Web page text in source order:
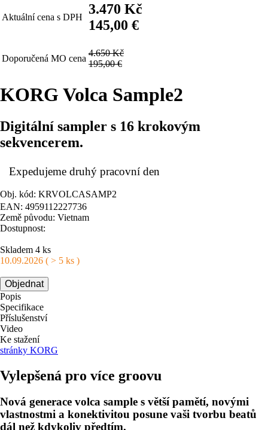
Aktuální cena s DPH
3.470 Kč
145,00 €
Doporučená MO cena
4.650 Kč
195,00 €
KORG Volca Sample2
Digitální sampler s 16 krokovým
sekvencerem.
Expedujeme druhý pracovní den
Obj. kód: KRVOLCASAMP2
EAN: 4959112227736
Země původu: Vietnam
Dostupnost:
Skladem 4 ks
10.09.2026 ( > 5 ks )
Objednat
Popis
Specifikace
Příslušenství
Video
Ke stažení
stránky KORG
Vylepšená pro více groovu
Nová generace volca sample s větší pamětí, novými
vlastnostmi a konektivitou posune vaši tvorbu beatů
dál než kdykoliv předtím.